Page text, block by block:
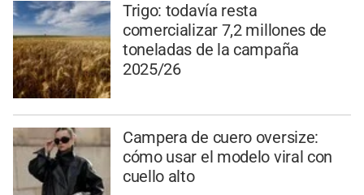
Trigo: todavía resta
comercializar 7,2 millones de
toneladas de la campaña
2025/26
Campera de cuero oversize:
cómo usar el modelo viral con
cuello alto